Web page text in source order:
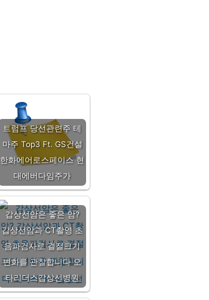
트럼프 당선관련주 테
마주 Top3 Ft. GS건설
한화에어로스페이스 현
대에버다임주가
갑상선암은 좋은 암?
갑상선암과 CT촬영 초
음파검사로 결절크기
변화를 관찰합니다 오
타리더스갑상선병원